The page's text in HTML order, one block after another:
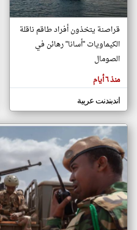
المقالات
هنا عن
وجهة
كاتبيها.
قراصنة يتخذون أفراد طاقم ناقلة
الكيماويات "أسانا" رهائن في
الصومال
منذ ٦ أيام
اندبندنت عربية